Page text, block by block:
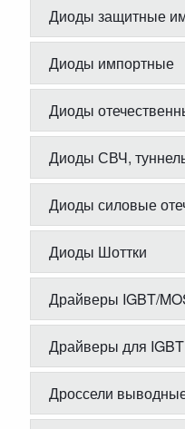
Диоды защитные
Диоды импортные
Диоды
Диоды СВЧ,
Диоды силовые
Диоды Шоттки
Драйверы IGBT/
Драйверы для
Дроссели